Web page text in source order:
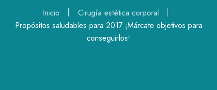
Inicio
Cirugía estética corporal
Propósitos saludables para 2017 ¡Márcate objetivos para
conseguirlos!